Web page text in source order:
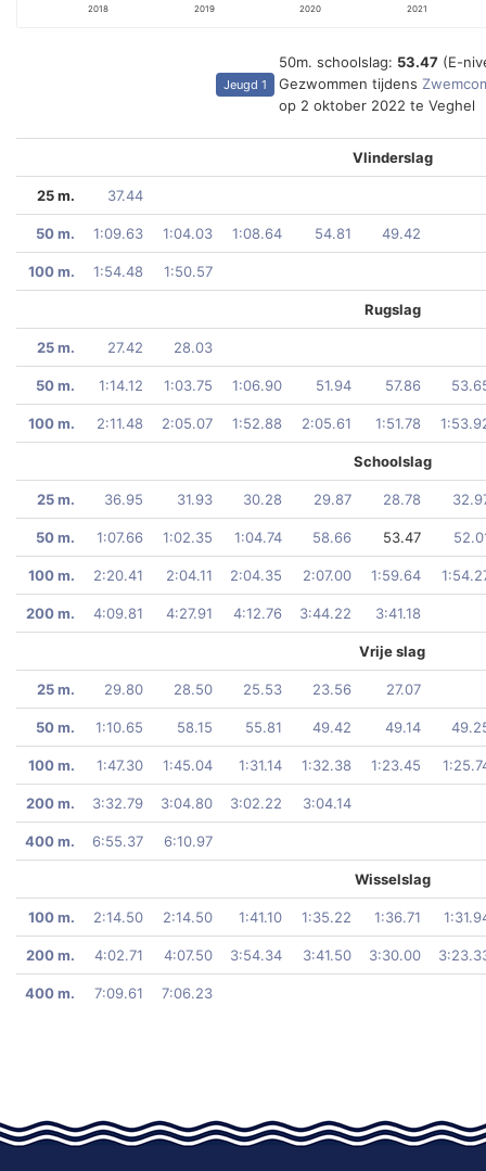
2018 2019 2020 2021
Jeugd 1
50m. schoolslag: 53.47 (E-
Gezwommen tijdens
op 2 oktober 2022 te Veghel
Vlinderslag
25 m. 37.44
50 m. 1:09.63 1:04.03 1:08.64 54.81 49.42
100 m. 1:54.48 1:50.57
Rugslag
25 m. 27.42 28.03
50 m. 1:14.12 1:03.75 1:06.90 51.94 57.86
100 m. 2:11.48 2:05.07 1:52.88 2:05.61 1:51.78
Schoolslag
25 m. 36.95 31.93 30.28 29.87 28.78
50 m. 1:07.66 1:02.35 1:04.74 58.66 53.47
100 m. 2:20.41 2:04.11 2:04.35 2:07.00 1:59.64
200 m. 4:09.81 4:27.91 4:12.76 3:44.22 3:41.18
Vrije slag
25 m. 29.80 28.50 25.53 23.56 27.07
50 m. 1:10.65 58.15 55.81 49.42 49.14
100 m. 1:47.30 1:45.04 1:31.14 1:32.38 1:23.45
200 m. 3:32.79 3:04.80 3:02.22 3:04.14
400 m. 6:55.37 6:10.97
Wisselslag
100 m. 2:14.50 2:14.50 1:41.10 1:35.22 1:36.71
200 m. 4:02.71 4:07.50 3:54.34 3:41.50 3:30.00
400 m. 7:09.61 7:06.23